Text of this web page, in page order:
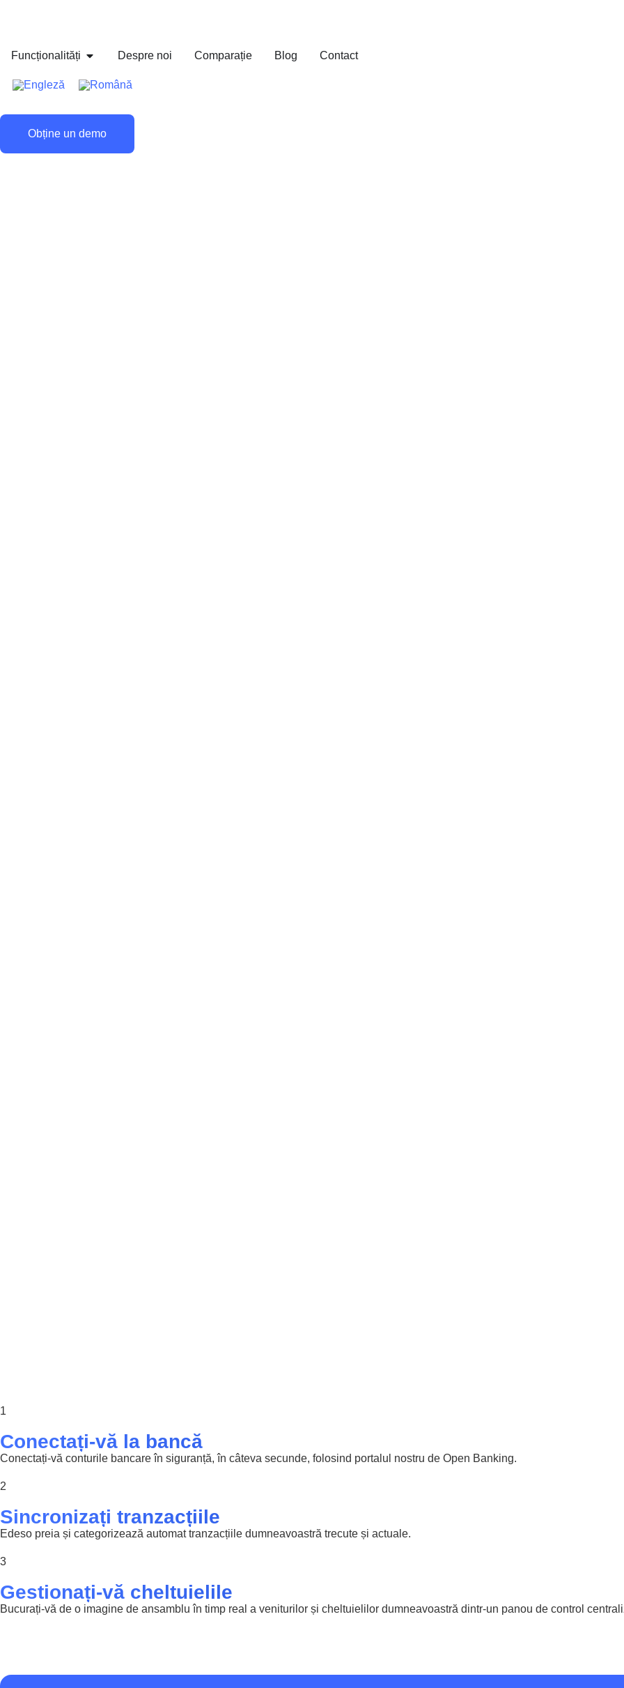
Funcționalități Despre noi Comparație Blog Contact
Obține un demo
1
Conectați-vă la bancă
Conectați-vă conturile bancare în siguranță, în câteva secunde, folosind portalul nostru de Open Banking.
2
Sincronizați tranzacțiile
Edeso preia și categorizează automat tranzacțiile dumneavoastră trecute și actuale.
3
Gestionați-vă cheltuielile
Bucurați-vă de o imagine de ansamblu în timp real a veniturilor și cheltuielilor dumneavoastră dintr-un panou de control